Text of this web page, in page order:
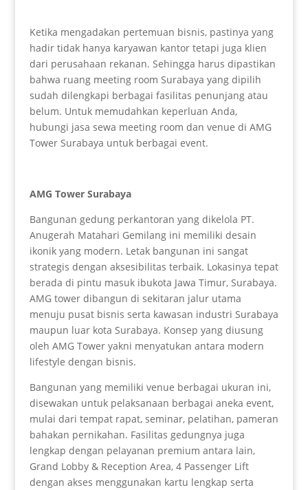
Ketika mengadakan pertemuan bisnis, pastinya yang
hadir tidak hanya karyawan kantor tetapi juga klien
dari perusahaan rekanan. Sehingga harus dipastikan
bahwa ruang meeting room Surabaya yang dipilih
sudah dilengkapi berbagai fasilitas penunjang atau
belum. Untuk memudahkan keperluan Anda,
hubungi jasa sewa meeting room dan venue di AMG
Tower Surabaya untuk berbagai event.
AMG Tower Surabaya
Bangunan gedung perkantoran yang dikelola PT.
Anugerah Matahari Gemilang ini memiliki desain
ikonik yang modern. Letak bangunan ini sangat
strategis dengan aksesibilitas terbaik. Lokasinya tepat
berada di pintu masuk ibukota Jawa Timur, Surabaya.
AMG tower dibangun di sekitaran jalur utama
menuju pusat bisnis serta kawasan industri Surabaya
maupun luar kota Surabaya. Konsep yang diusung
oleh AMG Tower yakni menyatukan antara modern
lifestyle dengan bisnis.
Bangunan yang memiliki venue berbagai ukuran ini,
disewakan untuk pelaksanaan berbagai aneka event,
mulai dari tempat rapat, seminar, pelatihan, pameran
bahakan pernikahan. Fasilitas gedungnya juga
lengkap dengan pelayanan premium antara lain,
Grand Lobby & Reception Area, 4 Passenger Lift
dengan akses menggunakan kartu lengkap serta